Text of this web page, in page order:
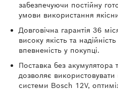
забезпечуючи постійну
умови використання
Довговічна гарантія 36
високу якість та
впевненість у покупці.
Поставка без
дозволяє
системи Bosch 12V,